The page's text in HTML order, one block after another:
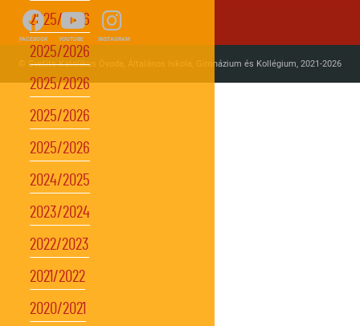
2025/2026
2025/2026
2025/2026
2025/2026
2025/2026
2024/2025
2023/2024
2022/2023
2021/2022
2020/2021
FACEBOOK YOUTUBE INSTAGRAM
© Svetits Katolikus Óvoda, Általános Iskola, Gimnázium és Kollégium, 2021-2026